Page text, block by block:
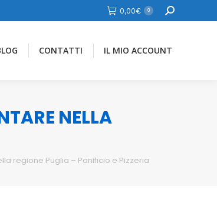
0,00€ 0 Cerca
CONTATTI IL MIO ACCOUNT
NELLA
regione Puglia – Panificio e Pizzeria